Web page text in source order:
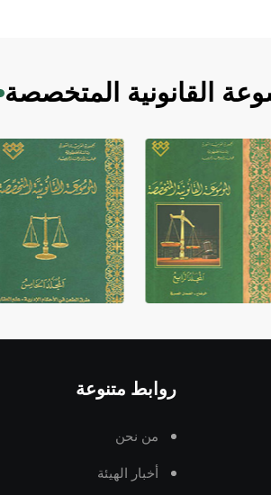
القانونية المتخصصة
روابط متنوعة
من نحن
أخبار الهيئة